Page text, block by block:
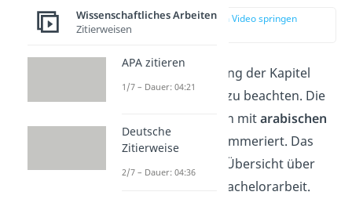
zur Stelle im Video springen
Bei der Nummerierung der Kapitel
gibt es einige Dinge zu beachten. Die
werden mitarabischen
Zahlen(1, 2, 3, …) nummeriert. Das
gibt dem Leser eine Übersicht über
den Aufbau deiner Bachelorarbeit.
Wissenschaftliches Arbeiten
Zitierweisen
APA zitieren
1/7 – Dauer: 04:21
Deutsche
Zitierweise
2/7 – Dauer: 04:36